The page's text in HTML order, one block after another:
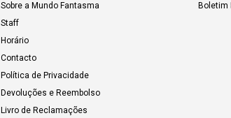
Sobre a Mundo Fantasma
Staff
Horário
Contacto
Política de Privacidade
Devoluções e Reembolso
Livro de Reclamações
Boletim